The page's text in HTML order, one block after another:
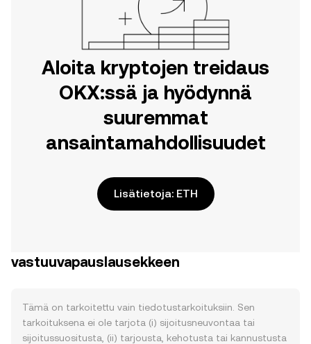
Aloita kryptojen treidaus
OKX:ssä ja hyödynnä
suuremmat
ansaintamahdollisuudet
Lisätietoja: ETH
vastuuvapauslausekkeen
Tämä on tarkoitettu vain tiedotustarkoituksiin. Sen
tarkoituksena ei ole tarjota (i) sijoitusneuvontaa tai
sijoitussuositusta, (ii) tarjousta, kehotusta tai kannustusta